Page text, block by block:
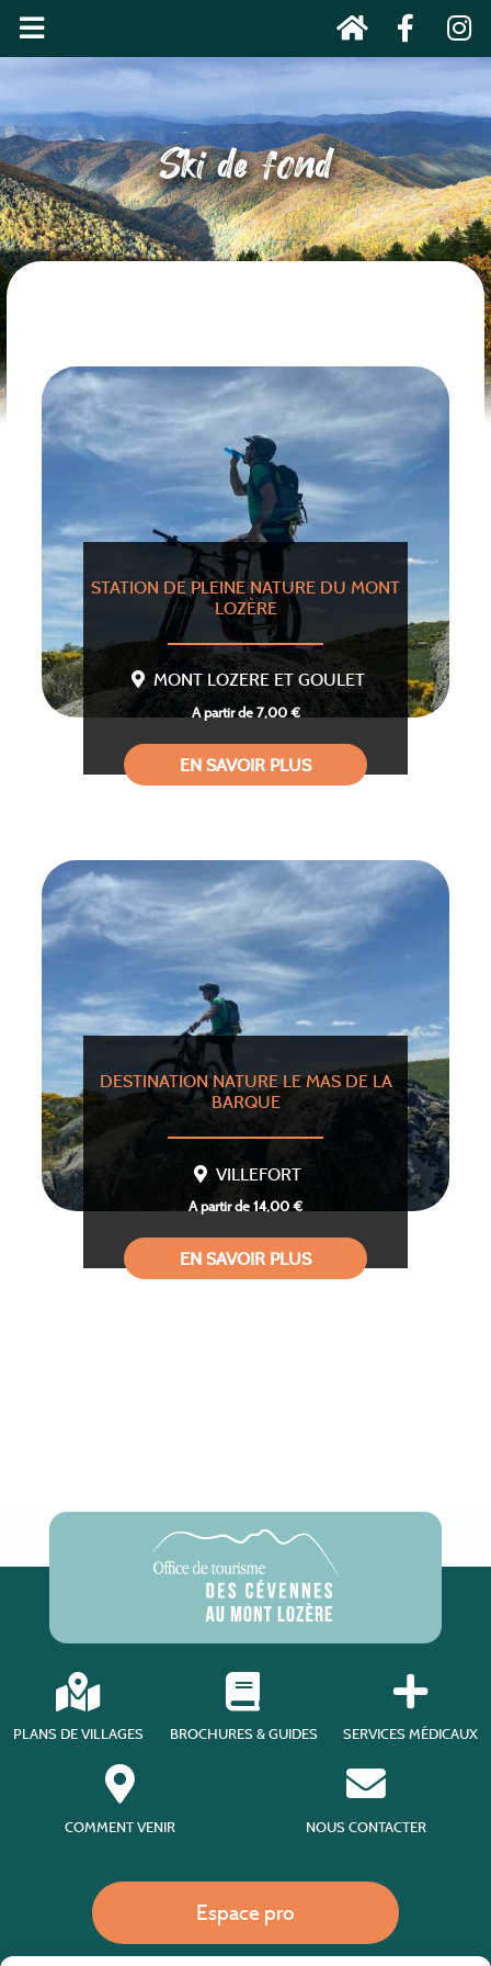
Ski de fond
STATION DE PLEINE NATURE DU MONT
LOZÈRE
MONT LOZERE ET GOULET
A partir de 7,00 €
EN SAVOIR PLUS
DESTINATION NATURE LE MAS DE LA
BARQUE
VILLEFORT
A partir de 14,00 €
EN SAVOIR PLUS
PLANS DE VILLAGES BROCHURES & GUIDES SERVICES MÉDICAUX
COMMENT VENIR NOUS CONTACTER
Espace pro